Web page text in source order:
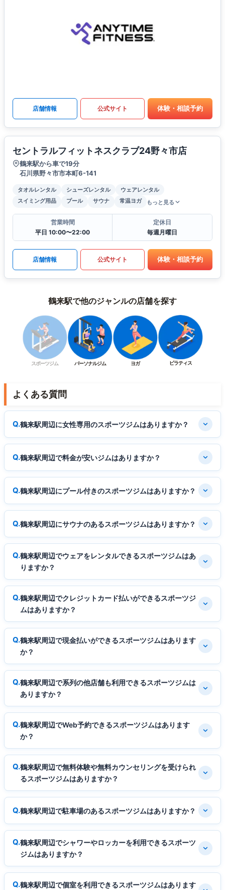
店舗情報 公式サイト 体験・相談予約
セントラルフィットネスクラブ24野々市店
鶴来駅から車で19分
石川県野々市市本町6-141
タオルレンタル シューズレンタル
ウェアレンタル
スイミング用品
プール サウナ 常温ヨガ もっと見る
営業時間
平日 10:00〜22:00
定休日
毎週月曜日
店舗情報 公式サイト 体験・相談予約
鶴来駅で他のジャンルの店舗を探す
スポーツジム パーソナルジム ヨガ ピラティス
よくある質問
鶴来駅周辺に女性専用のスポーツジムはありますか？
鶴来駅周辺で料金が安いジムはありますか？
鶴来駅周辺にプール付きのスポーツジムはありますか？
鶴来駅周辺にサウナのあるスポーツジムはありますか？
鶴来駅周辺でウェアをレンタルできるスポーツジムはあ
りますか？
鶴来駅周辺でクレジットカード払いができるスポーツジ
ムはありますか？
鶴来駅周辺で現金払いができるスポーツジムはあります
か？
鶴来駅周辺で系列の他店舗も利用できるスポーツジムは
ありますか？
鶴来駅周辺でWeb予約できるスポーツジムはあります
か？
鶴来駅周辺で無料体験や無料カウンセリングを受けられ
るスポーツジムはありますか？
鶴来駅周辺で駐車場のあるスポーツジムはありますか？
鶴来駅周辺でシャワーやロッカーを利用できるスポーツ
ジムはありますか？
鶴来駅周辺で個室を利用できるスポーツジムはあります